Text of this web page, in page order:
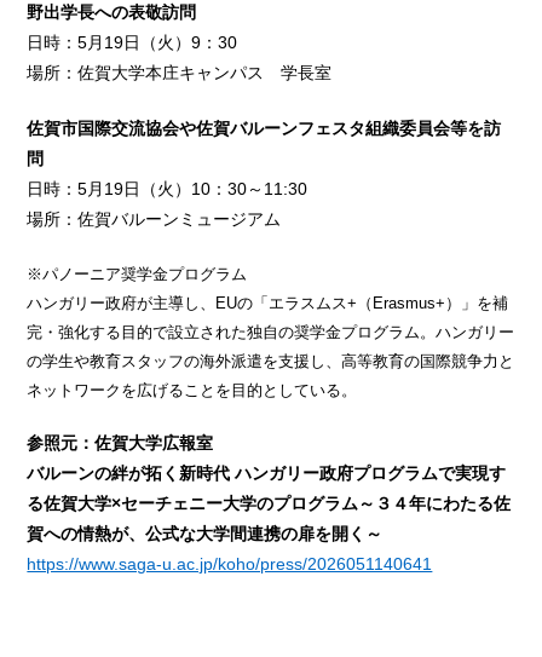
野出学長への表敬訪問
日時：5月19日（火）9：30
場所：佐賀大学本庄キャンパス 学長室
佐賀市国際交流協会や佐賀バルーンフェスタ組織委員会等を訪
問
日時：5月19日（火）10：30～11:30
場所：佐賀バルーンミュージアム
※パノーニア奨学金プログラム
ハンガリー政府が主導し、EUの「エラスムス+（Erasmus+）」を補
完・強化する目的で設立された独自の奨学金プログラム。ハンガリー
の学生や教育スタッフの海外派遣を支援し、高等教育の国際競争力と
ネットワークを広げることを目的としている。
参照元：佐賀大学広報室
バルーンの絆が拓く新時代 ハンガリー政府プログラムで実現す
る佐賀大学×セーチェニー大学のプログラム～３４年にわたる佐
賀への情熱が、公式な大学間連携の扉を開く～
https://www.saga-u.ac.jp/koho/press/2026051140641